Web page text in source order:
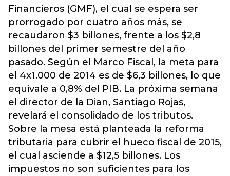
Financieros (GMF), el cual se espera ser
prorrogado por cuatro años más, se
recaudaron $3 billones, frente a los $2,8
billones del primer semestre del año
pasado. Según el Marco Fiscal, la meta para
el 4x1.000 de 2014 es de $6,3 billones, lo que
equivale a 0,8% del PIB. La próxima semana
el director de la Dian, Santiago Rojas,
revelará el consolidado de los tributos.
Sobre la mesa está planteada la reforma
tributaria para cubrir el hueco fiscal de 2015,
el cual asciende a $12,5 billones. Los
impuestos no son suficientes para los